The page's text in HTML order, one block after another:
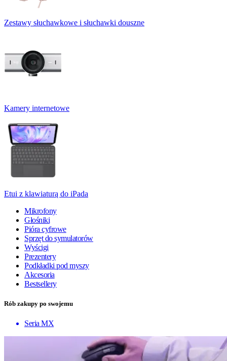
Zestawy słuchawkowe i słuchawki douszne
Kamery internetowe
Etui z klawiaturą do iPada
Mikrofony
Głośniki
Pióra cyfrowe
Sprzęt do symulatorów
Wyścigi
Prezentery
Podkładki pod myszy
Akcesoria
Bestsellery
Rób zakupy po swojemu
Seria MX